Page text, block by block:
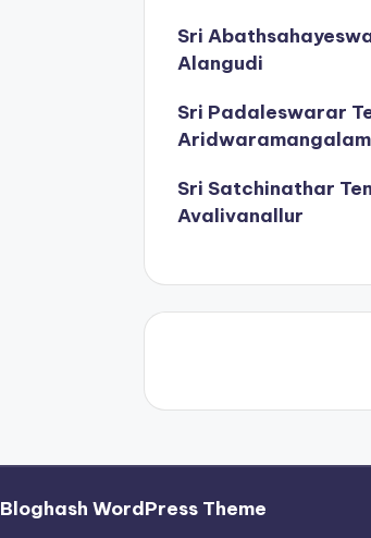
Sri
Alangudi
Sri Padaleswarar
Aridwaramangalam
Sri Satchinathar
Avalivanallur
Bloghash WordPress Theme